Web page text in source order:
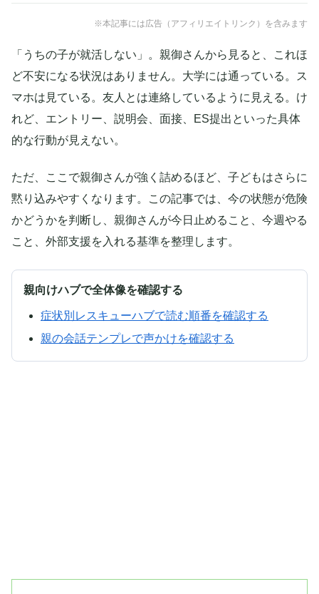
※本記事には広告（アフィリエイトリンク）を含みます
「うちの子が就活しない」。親御さんから見ると、これほ
ど不安になる状況はありません。大学には通っている。ス
マホは見ている。友人とは連絡しているように見える。け
れど、エントリー、説明会、面接、ES提出といった具体
的な行動が見えない。
ただ、ここで親御さんが強く詰めるほど、子どもはさらに
黙り込みやすくなります。この記事では、今の状態が危険
かどうかを判断し、親御さんが今日止めること、今週やる
こと、外部支援を入れる基準を整理します。
親向けハブで全体像を確認する
症状別レスキューハブで読む順番を確認する
親の会話テンプレで声かけを確認する